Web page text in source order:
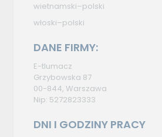
wietnamski–polski
włoski–polski
DANE FIRMY:
E-tlumacz
Grzybowska 87
00-844, Warszawa
Nip: 5272823333
DNI I GODZINY PRACY